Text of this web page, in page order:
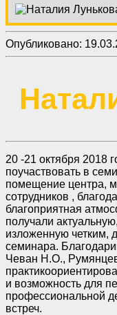
Опубликовано:
20 -21 октября 2018
поучаствовать в
помещение центра,
сотрудников ,
благоприятная
получали
изложенную четким,
семинара.
Чеван Н.О.,
и возможность для
профессиональной
встреч.